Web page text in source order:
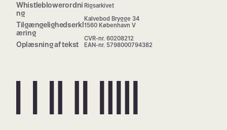
Whistleblowerordni
ng
Tilgængelighedserkl
æring
Oplæsning af tekst
Rigsarkivet
Kalvebod Brygge 34
1560 København V
CVR-nr. 60208212
EAN-nr. 5798000794382